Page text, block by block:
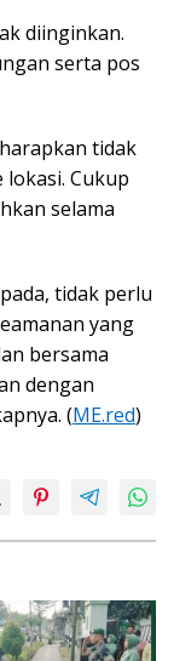
diinginkan.
serta pos
tidak
Cukup
selama
tidak perlu
yang
bersama
dengan
(ME.red)